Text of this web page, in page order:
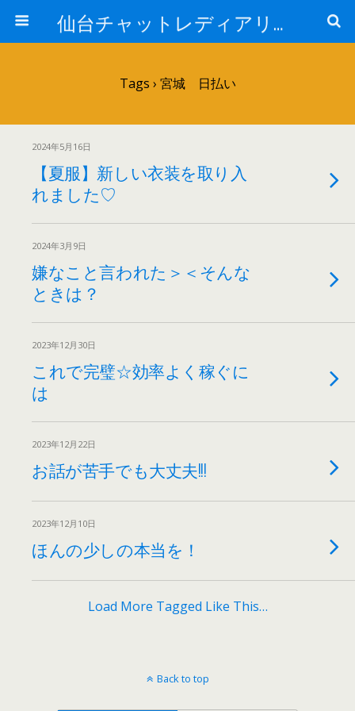
仙台チャットレディアリュール
Tags › 宮城 日払い
2024年5月16日
【夏服】新しい衣装を取り入
れました♡
2024年3月9日
嫌なこと言われた＞＜そんな
ときは？
2023年12月30日
これで完璧☆効率よく稼ぐに
は
2023年12月22日
お話が苦手でも大丈夫!!!
2023年12月10日
ほんの少しの本当を！
Load More Tagged Like This…
Back to top